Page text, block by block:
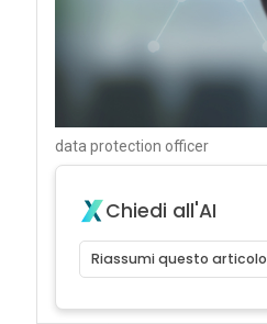
data protection officer
Chiedi all'AI
Riassumi questo articolo